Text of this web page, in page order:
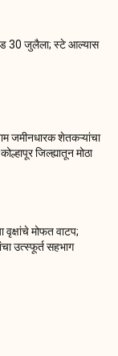
30 जुलैला; स्टे आल्यास
जमीनधारक शेतकऱ्यांचा
जिल्ह्यातून मोठा
वृक्षांचे मोफत वाटप;
उत्स्फूर्त सहभाग